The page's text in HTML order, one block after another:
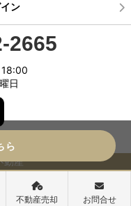
ン
2665
日
動産
ら
不動産売却 お問合せ